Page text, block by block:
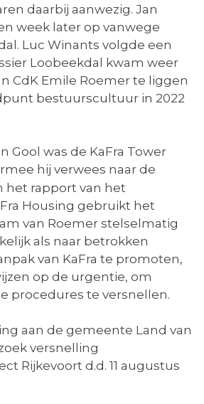
daarbij aanwezig. Jan
week later op vanwege
Luc Winants volgde een
Loobeekdal kwam weer
CdK Emile Roemer te liggen
bestuurscultuur in 2022
Gool was de KaFra Tower
hij verwees naar de
het rapport van het
Housing gebruikt het
van Roemer stelselmatig
als naar betrokken
van KaFra te promoten,
op de urgentie, om
procedures te versnellen.
aan de gemeente Land van
versnelling
Rijkevoort d.d. 11 augustus